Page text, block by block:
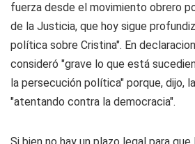
fuerza desde el movimiento obrero
de la Justicia, que hoy sigue
política sobre Cristina". En
consideró "grave lo que está
la persecución política" porque, dijo,
"atentando contra la democracia".